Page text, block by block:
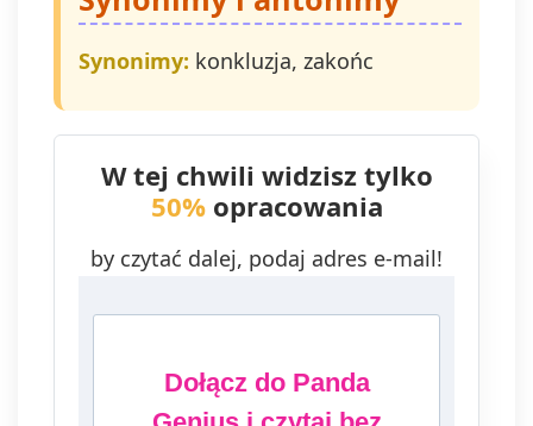
Synonimy: konkluzja, zakońc
W tej chwili widzisz tylko
50%opracowania
by czytać dalej, podaj adres e-mail!
Dołącz do Panda